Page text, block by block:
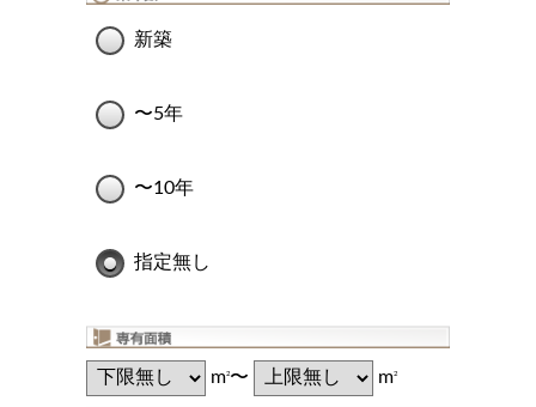
新築
〜5年
〜10年
指定無し
m2〜 m2